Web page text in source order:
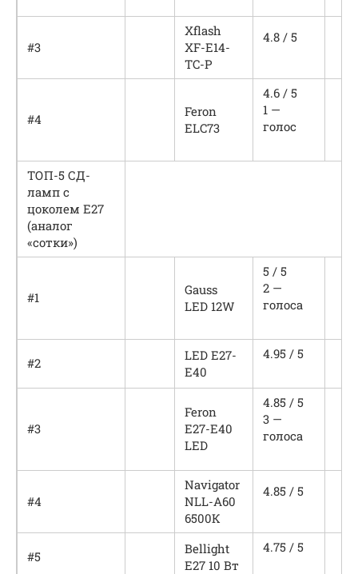
#3
Xflash
XF-E14-
TC-P
4.8 / 5
#4
Feron
ELC73
4.6 / 5
1 —
голос
ТОП-5 СД-
ламп с
цоколем Е27
(аналог
«сотки»)
#1
Gauss
LED 12W
5 / 5
2 —
голоса
#2
LED E27-
E40
4.95 / 5
#3
Feron
Е27-Е40
LED
4.85 / 5
3 —
голоса
#4
Navigator
NLL-A60
6500К
4.85 / 5
#5
Bellight
Е27 10 Вт
4.75 / 5